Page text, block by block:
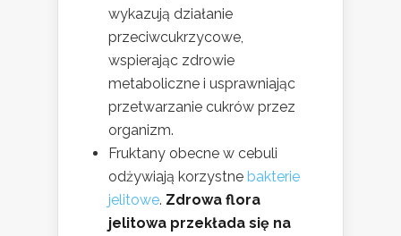
wykazują działanie
przeciwcukrzycowe,
wspierając zdrowie
metaboliczne i usprawniając
przetwarzanie cukrów przez
organizm.
Fruktany obecne w cebuli
odżywiają korzystne bakterie
jelitowe. Zdrowa flora
jelitowa przekłada się na